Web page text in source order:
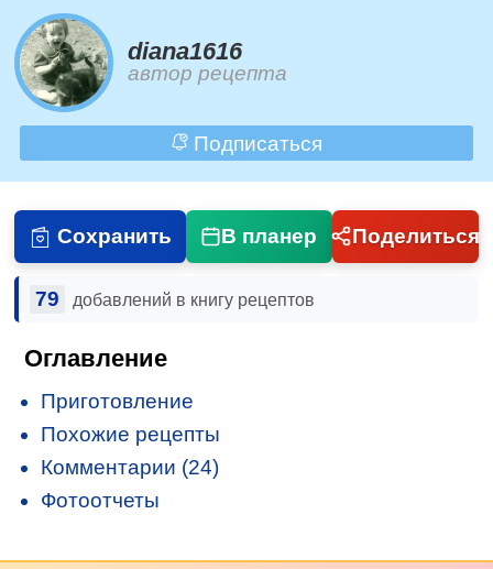
diana1616
автор рецепта
Подписаться
Сохранить В планер Поделиться
79 добавлений в книгу рецептов
Оглавление
Приготовление
Похожие рецепты
Комментарии (24)
Фотоотчеты